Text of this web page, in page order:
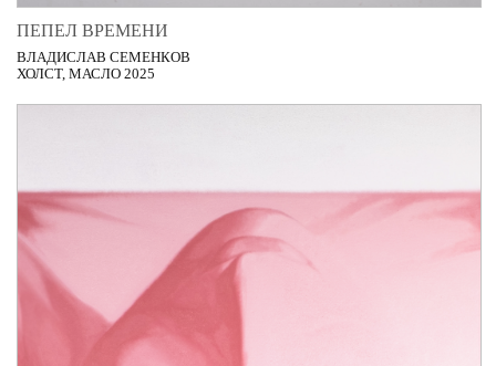
ПЕПЕЛ ВРЕМЕНИ
ВЛАДИСЛАВ СЕМЕНКОВ
ХОЛСТ, МАСЛО 2025